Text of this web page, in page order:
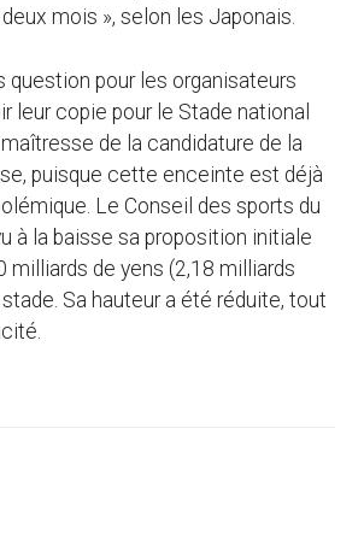
mois », selon les Japonais.
question pour les organisateurs
leur copie pour le Stade national
de la candidature de la
puisque cette enceinte est déjà
Le Conseil des sports du
à la baisse sa proposition initiale
milliards de yens (2,18 milliards
stade. Sa hauteur a été réduite, tout